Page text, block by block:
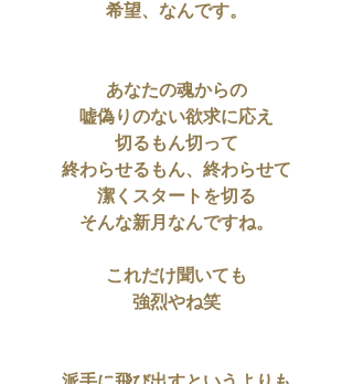
希望、なんです。
あなたの魂からの
嘘偽りのない欲求に応え
切るもん切って
終わらせるもん、終わらせて
潔くスタートを切る
そんな新月なんですね。
これだけ聞いても
強烈やね笑